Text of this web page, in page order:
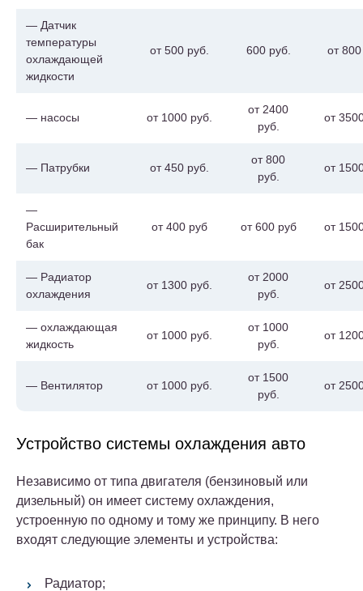
— Датчик
температуры
охлаждающей
жидкости
от 500 руб. 600 руб. от
— насосы от 1000 руб.
от 2400
руб.
от
— Патрубки от 450 руб.
от 800
руб.
от
—
Расширительный
бак
от 400 руб от 600 руб от
— Радиатор
охлаждения
от 1300 руб.
от 2000
руб.
от
— охлаждающая
жидкость
от 1000 руб.
от 1000
руб.
от
— Вентилятор от 1000 руб.
от 1500
руб.
от
Устройство системы охлаждения авто
Независимо от типа двигателя (бензиновый или
дизельный) он имеет систему охлаждения,
устроенную по одному и тому же принципу. В него
входят следующие элементы и устройства:
Радиатор;